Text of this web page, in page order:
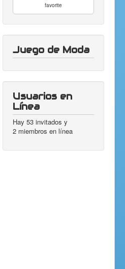
favorite
Juego de Moda
Usuarios en
Línea
Hay 53 invitados y
2 miembros en línea